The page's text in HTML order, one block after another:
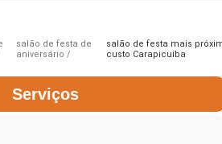
salão de festa de
aniversário
salão de festa mais
custo Carapicuíba
Serviços